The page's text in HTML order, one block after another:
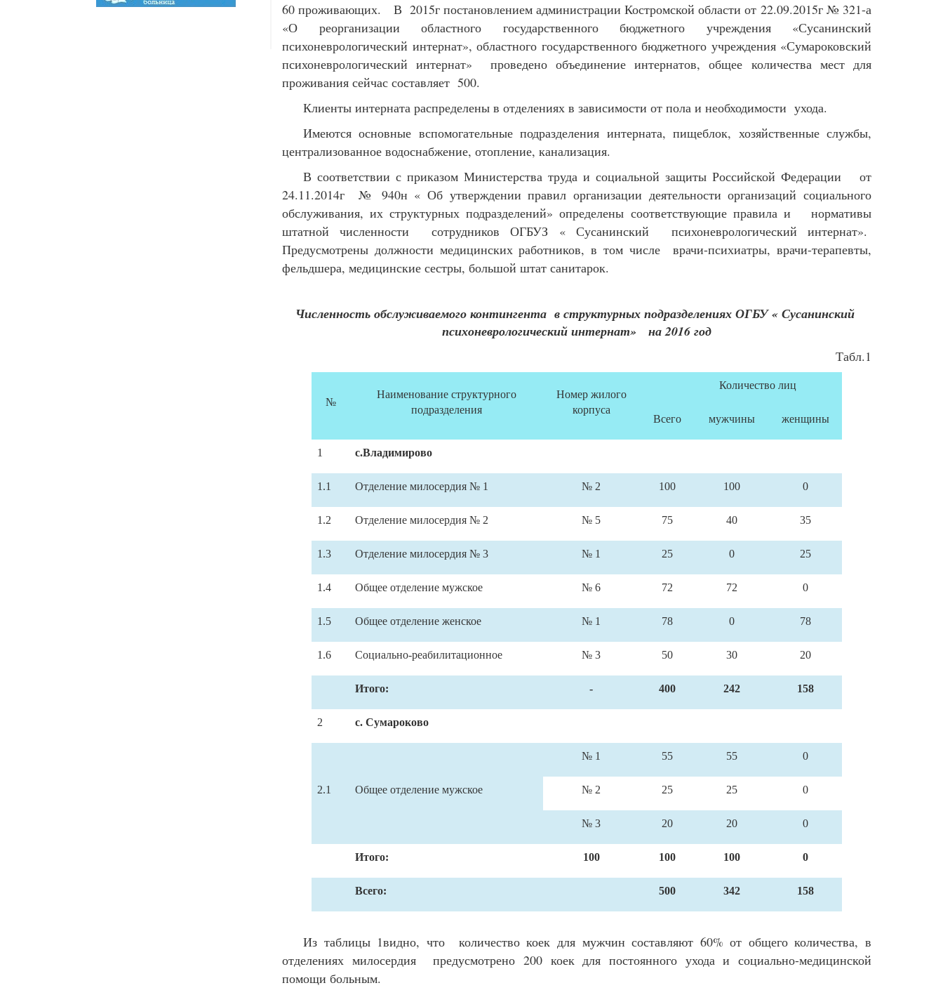
60 проживающих. В 2015г постановлением администрации Костромской области от 22.09.2015г № 321-а
«О реорганизации областного государственного бюджетного учреждения «Сусанинский
психоневрологический интернат», областного государственного бюджетного учреждения «Сумароковский
психоневрологический интернат» проведено объединение интернатов, общее количества мест для
проживания сейчас составляет 500.
Клиенты интерната распределены в отделениях в зависимости от пола и необходимости ухода.
Имеются основные вспомогательные подразделения интерната, пищеблок, хозяйственные службы,
централизованное водоснабжение, отопление, канализация.
В соответствии с приказом Министерства труда и социальной защиты Российской Федерации от
24.11.2014г № 940н « Об утверждении правил организации деятельности организаций социального
обслуживания, их структурных подразделений» определены соответствующие правила и нормативы
штатной численности сотрудников ОГБУЗ « Сусанинский психоневрологический интернат».
Предусмотрены должности медицинских работников, в том числе врачи-психиатры, врачи-терапевты,
фельдшера, медицинские сестры, большой штат санитарок.
Численность обслуживаемого контингента в структурных подразделениях ОГБУ « Сусанинский
психоневрологический интернат» на 2016 год
Табл.1
№
Наименование структурного
подразделения
Номер жилого
корпуса
Количество лиц
Всего мужчины женщины
1 с.Владимирово
1.1 Отделение милосердия № 1 № 2 100 100 0
1.2 Отделение милосердия № 2 № 5 75 40 35
1.3 Отделение милосердия № 3 № 1 25 0 25
1.4 Общее отделение мужское № 6 72 72 0
1.5 Общее отделение женское № 1 78 0 78
1.6 Социально-реабилитационное № 3 50 30 20
Итого: - 400 242 158
2 с. Сумароково
2.1 Общее отделение мужское
№ 1 55 55 0
№ 2 25 25 0
№ 3 20 20 0
Итого: 100 100 100 0
Всего: 500 342 158
Из таблицы 1видно, что количество коек для мужчин составляют 60% от общего количества, в
отделениях милосердия предусмотрено 200 коек для постоянного ухода и социально-медицинской
помощи больным.